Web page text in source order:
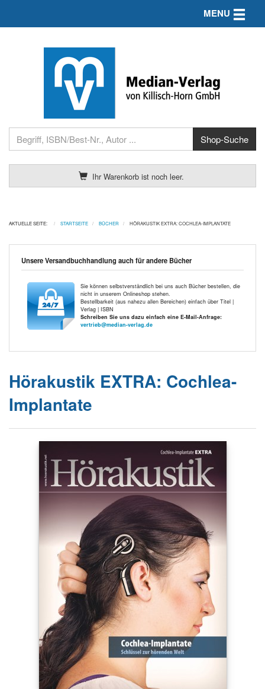
Ihr Warenkorb ist noch leer.
MENU Toggle
AKTUELLE SEITE: STARTSEITE BÜCHER HÖRAKUSTIK EXTRA: COCHLEA-IMPLANTATE
Unsere Versandbuchhandlung auch für andere Bücher
Sie können selbstverständlich bei uns auch Bücher bestellen, die
nicht in unserem Onlineshop stehen.
Bestellbarkeit (aus nahezu allen Bereichen) einfach über Titel |
Verlag | ISBN
Schreiben Sie uns dazu einfach eine E-Mail-Anfrage:
vertrieb@median-verlag.de
Hörakustik EXTRA: Cochlea-
Implantate